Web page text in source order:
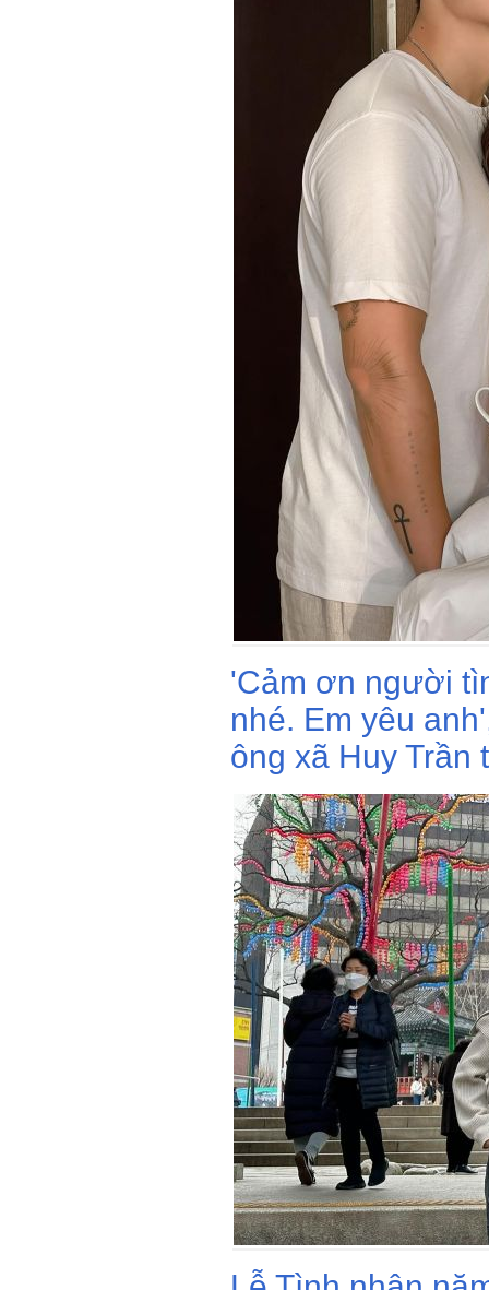
'Cảm ơn người
nhé. Em yêu
ông xã Huy Trần